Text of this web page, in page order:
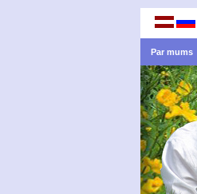
Par mums